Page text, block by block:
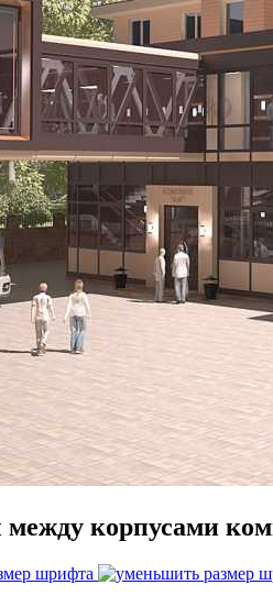
между корпусами
шрифта